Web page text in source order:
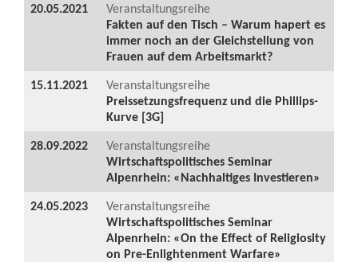
20.05.2021
Veranstaltungsreihe
Fakten auf den Tisch – Warum hapert es
immer noch an der Gleichstellung von
Frauen auf dem Arbeitsmarkt?
15.11.2021
Veranstaltungsreihe
Preissetzungsfrequenz und die Phillips-
Kurve [3G]
28.09.2022
Veranstaltungsreihe
Wirtschaftspolitisches Seminar
Alpenrhein: «Nachhaltiges Investieren»
24.05.2023
Veranstaltungsreihe
Wirtschaftspolitisches Seminar
Alpenrhein: «On the Effect of Religiosity
on Pre-Enlightenment Warfare»